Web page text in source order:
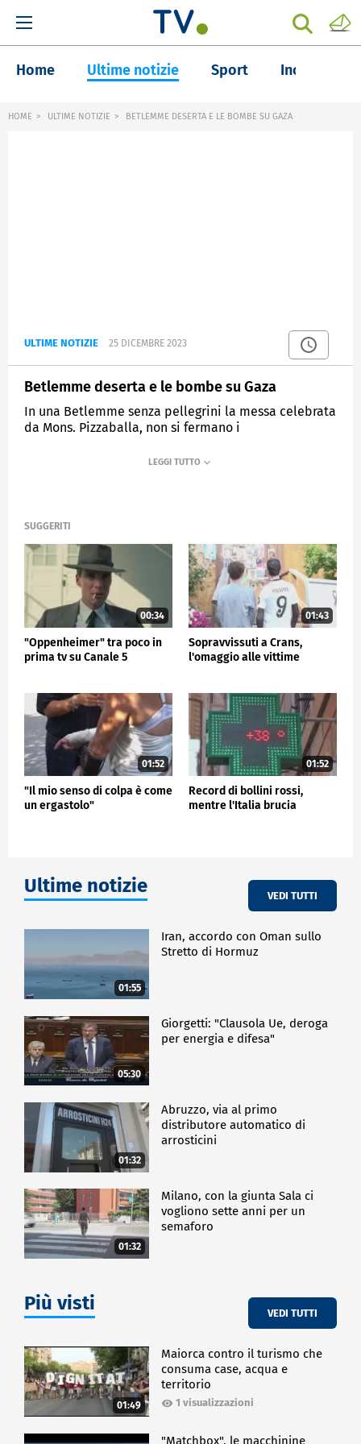
Home Ultime notizie Sport Inchieste
HOME ULTIME NOTIZIE BETLEMME DESERTA E LE BOMBE SU GAZA
ULTIME NOTIZIE 25 DICEMBRE 2023
Betlemme deserta e le bombe su Gaza
In una Betlemme senza pellegrini la messa celebrata
da Mons. Pizzaballa, non si fermano i
SUGGERITI
00:34
"Oppenheimer" tra poco in
prima tv su Canale 5
01:43
Sopravvissuti a Crans,
l'omaggio alle vittime
01:52
"Il mio senso di colpa è come
un ergastolo"
01:52
Record di bollini rossi,
mentre l'Italia brucia
Ultime notizie VEDI TUTTI
01:55
Iran, accordo con Oman sullo
Stretto di Hormuz
05:30
Giorgetti: "Clausola Ue, deroga
per energia e difesa"
01:32
Abruzzo, via al primo
distributore automatico di
arrosticini
01:32
Milano, con la giunta Sala ci
vogliono sette anni per un
semaforo
Più visti VEDI TUTTI
01:49
Maiorca contro il turismo che
consuma case, acqua e
territorio
1 visualizzazioni
"Matchbox", le macchinine